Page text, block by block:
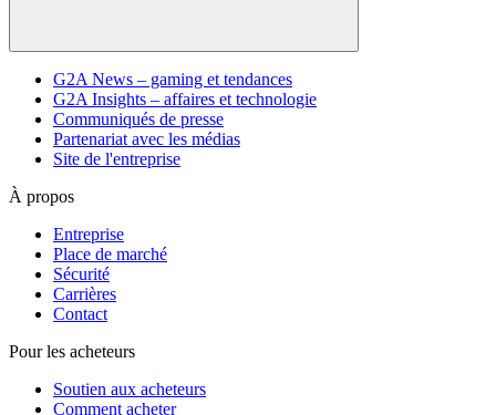
G2A News – gaming et tendances
G2A Insights – affaires et technologie
Communiqués de presse
Partenariat avec les médias
Site de l'entreprise
À propos
Entreprise
Place de marché
Sécurité
Carrières
Contact
Pour les acheteurs
Soutien aux acheteurs
Comment acheter